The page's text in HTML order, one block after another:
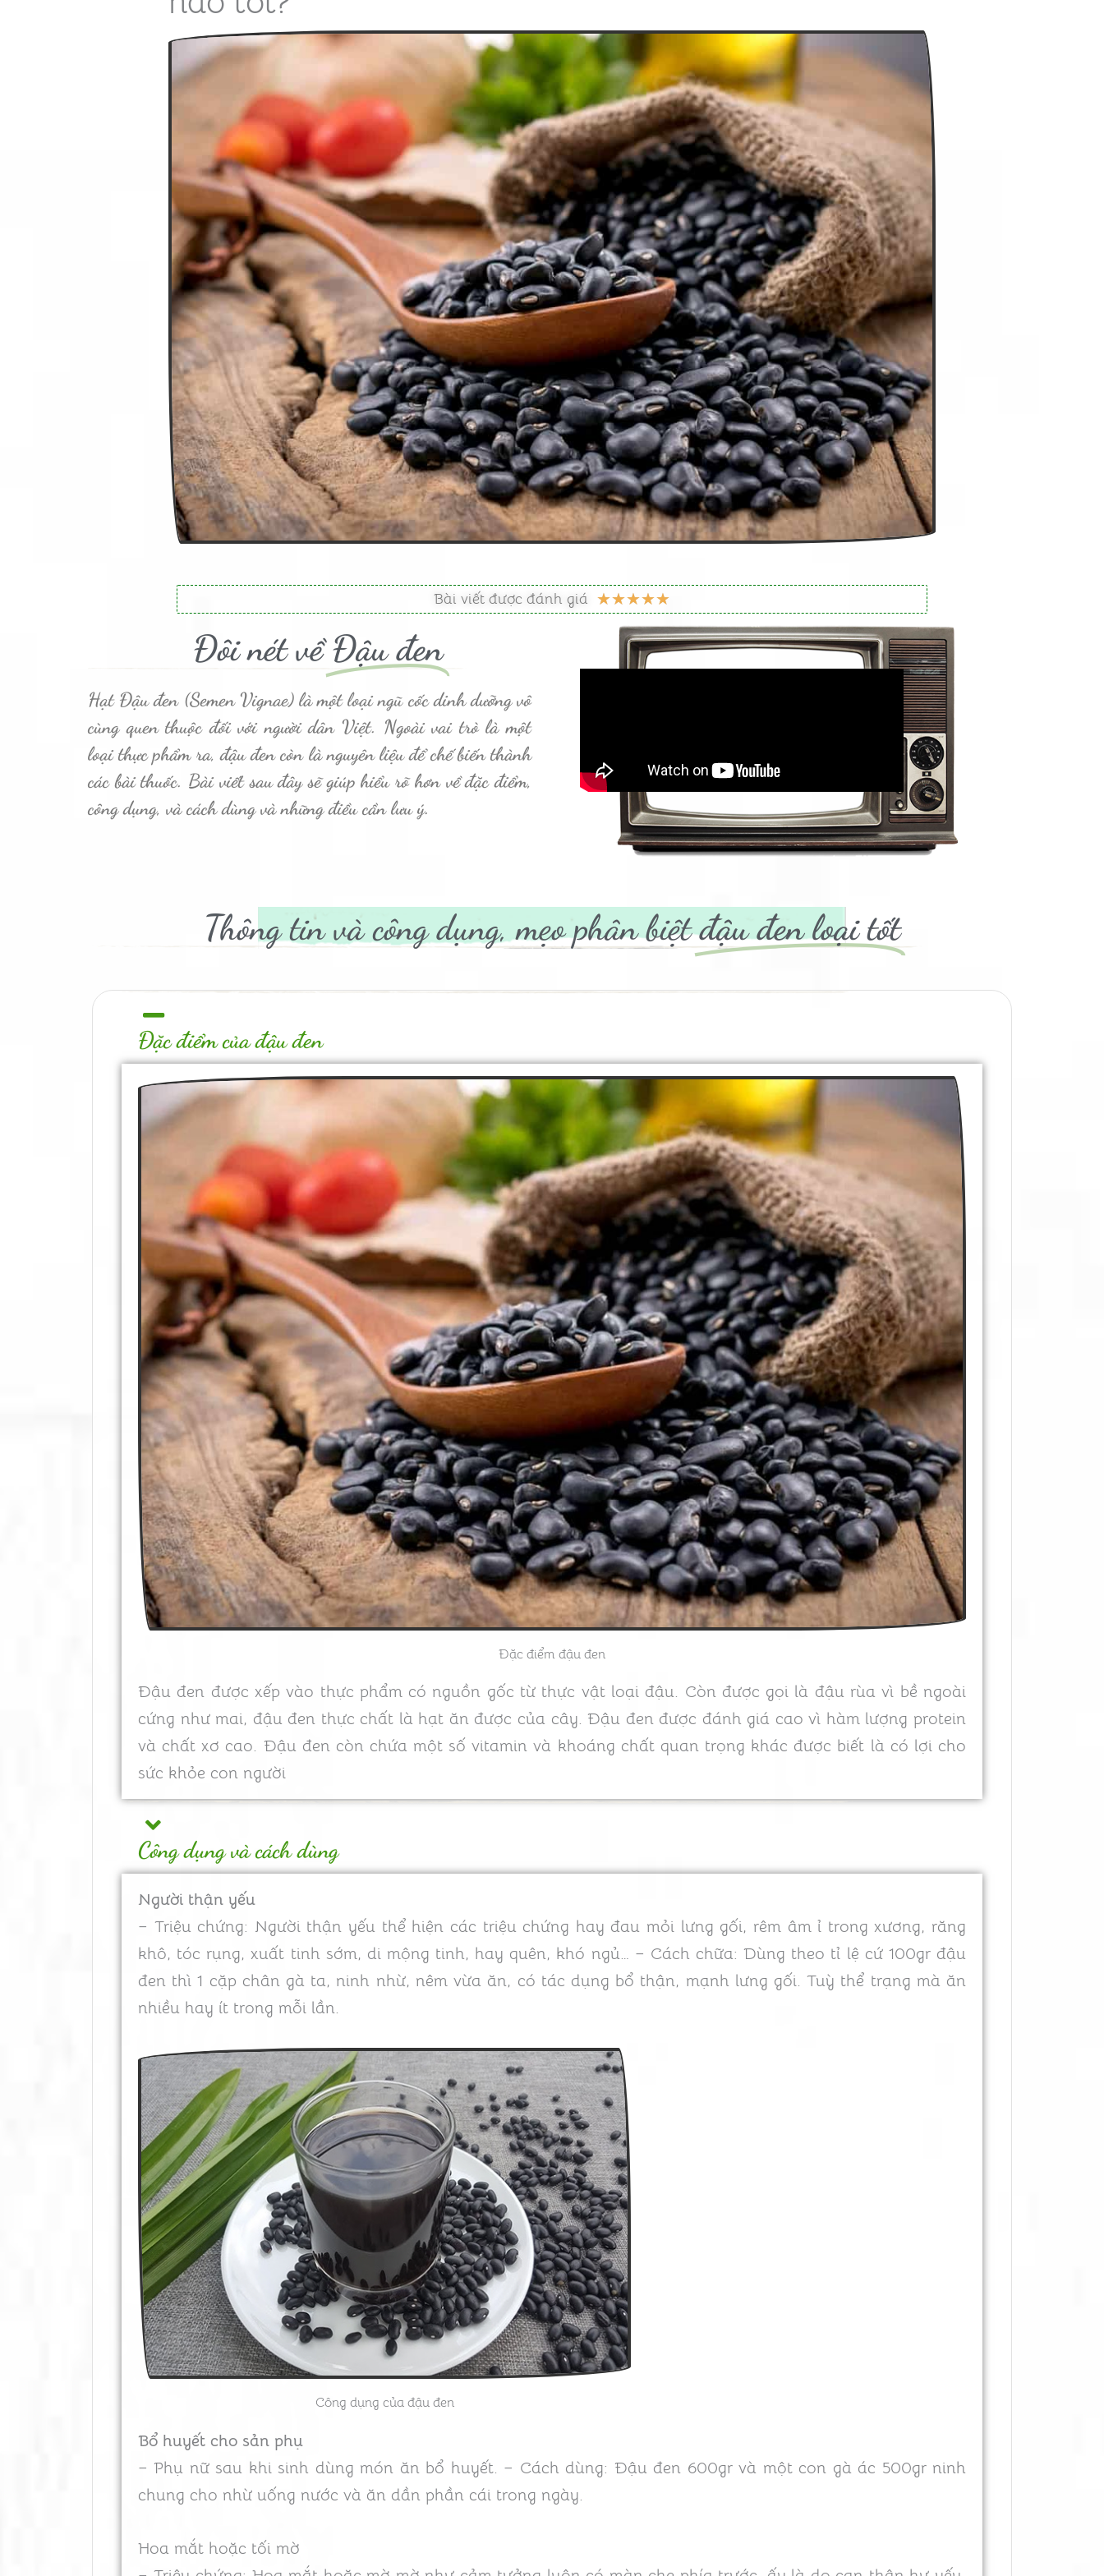
Bài viết được đánh giá ★★★★★
/
5
Đôi nét về Đậu đen
Hạt Đậu đen(Semen Vignae) là một loại ngũ cốc dinh dưỡng vô
cùng quen thuộc đối với người dân Việt. Ngoài vai trò là một
loại thực phẩm ra, đậu đen còn là nguyên liệu để chế biến thành
các bài thuốc. Bài viết sau đây sẽ giúp hiểu rõ hơn về đặc điểm,
công dụng, và cách dùng và những điều cần lưu ý.
Thông tin và công dụng, mẹo phân biệt đậu đen loại tốt
Đặc điểm của đậu đen
Đặc điểm đậu đen
Đậu đen được xếp vào thực phẩm có nguồn gốc từ thực vật loại đậu. Còn được gọi là đậu rùa vì bề ngoài
cứng như mai, đậu đen thực chất là hạt ăn được của cây. Đậu đen được đánh giá cao vì hàm lượng protein
và chất xơ cao. Đậu đen còn chứa một số vitamin và khoáng chất quan trọng khác được biết là có lợi cho
sức khỏe con người
Công dụng và cách dùng
Người thận yếu
– Triệu chứng: Người thận yếu thể hiện các triệu chứng hay đau mỏi lưng gối, rêm âm ỉ trong xương, răng
khô, tóc rụng, xuất tinh sớm, di mộng tinh, hay quên, khó ngủ… – Cách chữa: Dùng theo tỉ lệ cứ 100gr đậu
đen thì 1 cặp chân gà ta, ninh nhừ, nêm vừa ăn, có tác dụng bổ thận, mạnh lưng gối. Tuỳ thể trạng mà ăn
nhiều hay ít trong mỗi lần.
Công dụng của đậu đen
Bổ huyết cho sản phụ
– Phụ nữ sau khi sinh dùng món ăn bổ huyết. – Cách dùng: Đậu đen 600gr và một con gà ác 500gr ninh
chung cho nhừ uống nước và ăn dần phần cái trong ngày.
Hoa mắt hoặc tối mờ